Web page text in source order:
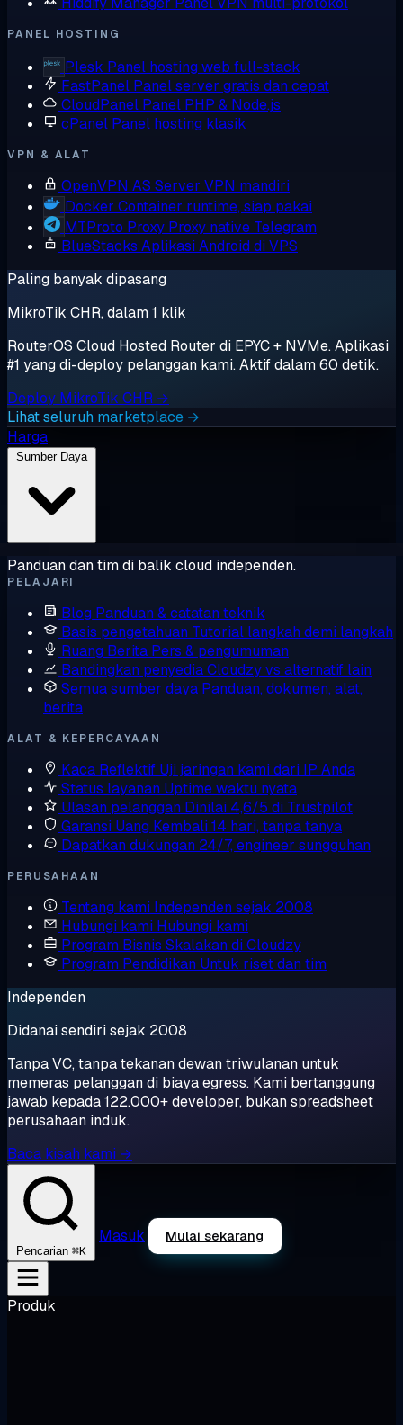
PANEL HOSTING
Plesk Panel hosting web full-stack
FastPanel Panel server gratis dan cepat
CloudPanel Panel PHP & Node.js
cPanel Panel hosting klasik
VPN & ALAT
OpenVPN AS Server VPN mandiri
Docker Container runtime, siap pakai
MTProto Proxy Proxy native Telegram
BlueStacks Aplikasi Android di VPS
Paling banyak dipasang
MikroTik CHR, dalam 1 klik
RouterOS Cloud Hosted Router di EPYC + NVMe. Aplikasi
#1 yang di-deploy pelanggan kami. Aktif dalam 60 detik.
Deploy MikroTik CHR →
Lihat seluruh marketplace →
Harga
Sumber Daya
Panduan dan tim di balik cloud independen.
PELAJARI
Blog Panduan & catatan teknik
Basis pengetahuan Tutorial langkah demi langkah
Ruang Berita Pers & pengumuman
Bandingkan penyediaCloudzy vs alternatif lain
Semua sumber daya Panduan, dokumen, alat,
berita
ALAT & KEPERCAYAAN
Kaca Reflektif Uji jaringan kami dari IP Anda
Status layanan Uptime waktu nyata
Ulasan pelanggan Dinilai 4,6/5 di Trustpilot
Garansi Uang Kembali 14 hari, tanpa tanya
Dapatkan dukungan 24/7, engineer sungguhan
PERUSAHAAN
Tentang kami Independen sejak 2008
Hubungi kami Hubungi kami
Program Bisnis Skalakan di Cloudzy
Program Pendidikan Untuk riset dan tim
Independen
Didanai sendiri sejak 2008
Tanpa VC, tanpa tekanan dewan triwulanan untuk
memeras pelanggan di biaya egress. Kami bertanggung
jawab kepada 122.000+ developer, bukan spreadsheet
perusahaan induk.
Baca kisah kami →
Pencarian ⌘K
Masuk Mulai sekarang
Produk